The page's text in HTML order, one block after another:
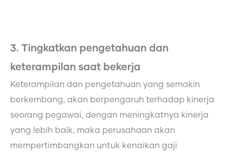
3. Tingkatkan pengetahuan dan
keterampilan saat bekerja
Keterampilan dan pengetahuan yang semakin
berkembang, akan berpengaruh terhadap kinerja
seorang pegawai, dengan meningkatnya kinerja
yang lebih baik, maka perusahaan akan
mempertimbangkan untuk kenaikan gaji